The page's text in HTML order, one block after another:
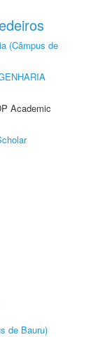
(Câmpus de
Academic
de Bauru)